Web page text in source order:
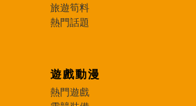
旅遊筍料
熱門話題
遊戲動漫
熱門遊戲